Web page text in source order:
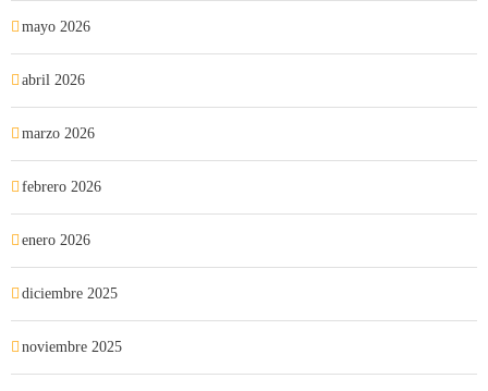
mayo 2026
abril 2026
marzo 2026
febrero 2026
enero 2026
diciembre 2025
noviembre 2025